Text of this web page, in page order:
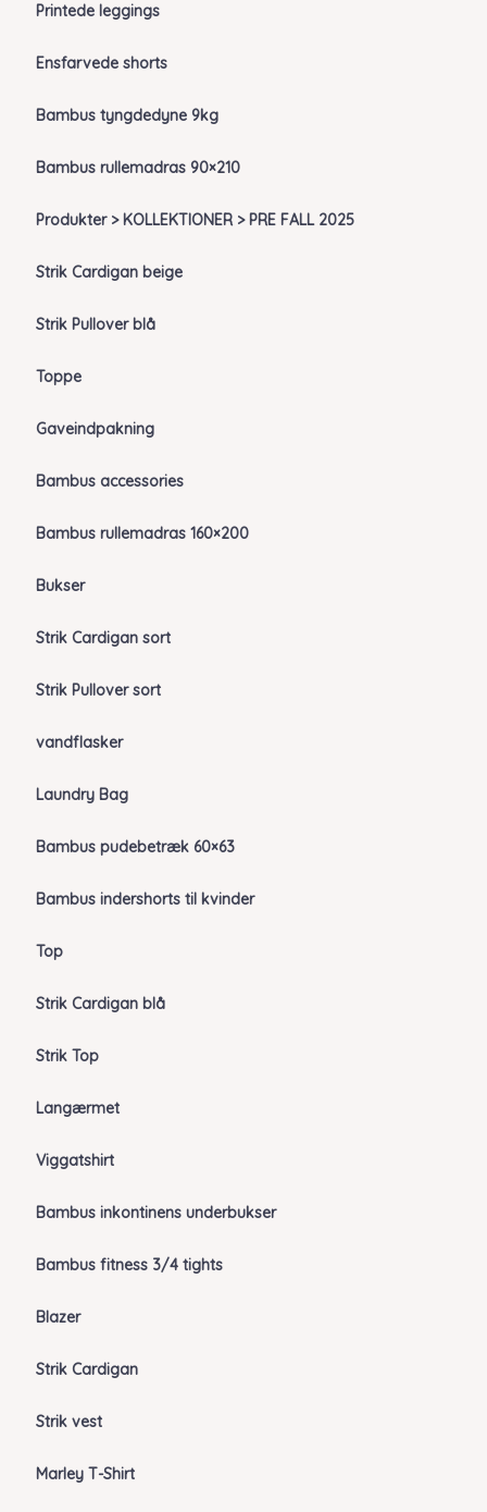
Printede leggings
Ensfarvede shorts
Bambus tyngdedyne 9kg
Bambus rullemadras 90×210
Produkter > KOLLEKTIONER > PRE FALL 2025
Strik Cardigan beige
Strik Pullover blå
Toppe
Gaveindpakning
Bambus accessories
Bambus rullemadras 160×200
Bukser
Strik Cardigan sort
Strik Pullover sort
vandflasker
Laundry Bag
Bambus pudebetræk 60×63
Bambus indershorts til kvinder
Top
Strik Cardigan blå
Strik Top
Langærmet
Viggatshirt
Bambus inkontinens underbukser
Bambus fitness 3/4 tights
Blazer
Strik Cardigan
Strik vest
Marley T-Shirt